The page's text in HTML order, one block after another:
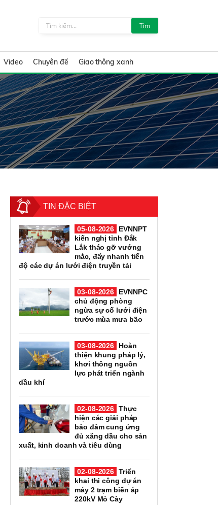
Tìm
Video Chuyên đề Giao thông xanh
TIN ĐẶC BIỆT
05-08-2026
EVNNPT
kiến nghị tỉnh Đắk
Lắk tháo gỡ vướng
mắc, đẩy nhanh tiến
độ các dự án lưới điện truyền tải
03-08-2026
EVNNPC
chủ động phòng
ngừa sự cố lưới điện
trước mùa mưa bão
03-08-2026
Hoàn
thiện khung pháp lý,
khơi thông nguồn
lực phát triển ngành
dầu khí
02-08-2026 Thực
hiện các giải pháp
bảo đảm cung ứng
đủ xăng dầu cho sản
xuất, kinh doanh và tiêu dùng
02-08-2026 Triển
khai thi công dự án
máy 2 trạm biến áp
220kV Mỏ Cày